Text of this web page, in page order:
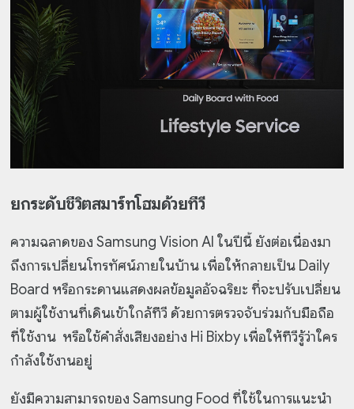
ยกระดับชีวิตสมาร์ทโฮมด้วยทีวี
ความฉลาดของ Samsung Vision AI ในปีนี้ ยังต่อเนื่องมา
ถึงการเปลี่ยนโทรทัศน์ภายในบ้าน เพื่อให้กลายเป็น Daily
Board หรือกระดานแสดงผลข้อมูลอัจฉริยะ ที่จะปรับเปลี่ยน
ตามผู้ใช้งานที่เดินเข้าใกล้ทีวี ด้วยการตรวจจับร่วมกับมือถือ
ที่ใช้งาน หรือใช้คำสั่งเสียงอย่าง Hi Bixby เพื่อให้ทีวีรู้ว่าใคร
กำลังใช้งานอยู่
ยังมีความสามารถของ Samsung Food ที่ใช้ในการแนะนำ